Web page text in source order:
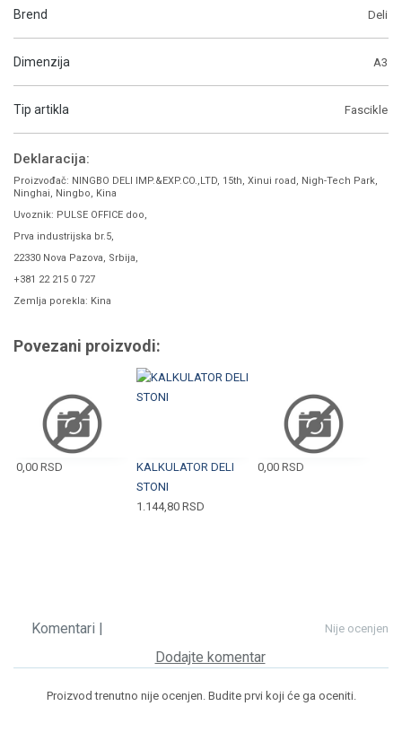
Brend Deli
Dimenzija A3
Tip artikla Fascikle
Deklaracija:
Proizvođač: NINGBO DELI IMP.&EXP.CO.,LTD, 15th, Xinui road, Nigh-Tech Park,
Ninghai, Ningbo, Kina
Uvoznik: PULSE OFFICE doo,
Prva industrijska br.5,
22330 Nova Pazova, Srbija,
+381 22 215 0 727
Zemlja porekla: Kina
Povezani proizvodi:
0,00 RSD
KALKULATOR DELI
STONI
1.144,80RSD
0,00 RSD
Nije ocenjen
Komentari |
Dodajte komentar
Proizvod trenutno nije ocenjen. Budite prvi koji će ga oceniti.